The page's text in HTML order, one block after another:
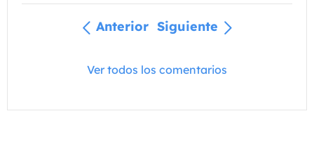
Anterior Siguiente
Ver todos los comentarios